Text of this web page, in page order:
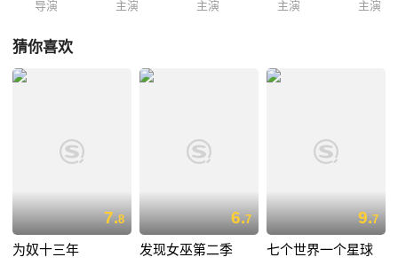
导演 主演 主演 主演 主演
猜你喜欢
7.8
为奴十三年
6.7
发现女巫第二季
9.7
七个世界一个星球